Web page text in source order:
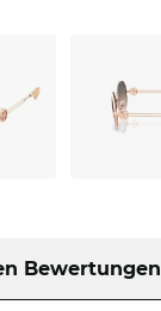
Bewertungen